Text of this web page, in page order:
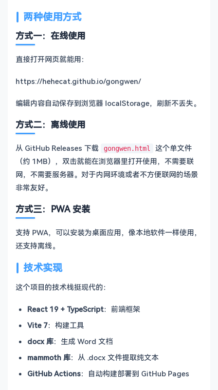
两种使用方式
方式一：在线使用
直接打开网页就能用：
https://hehecat.github.io/gongwen/
编辑内容自动保存到浏览器 localStorage，刷新不丢失。
方式二：离线使用
从 GitHub Releases 下载 gongwen.html
这个单文件
（约 1MB），双击就能在浏览器里打开使用，不需要联
网，不需要服务器。对于内网环境或者不方便联网的场景
非常友好。
方式三：PWA 安装
支持 PWA，可以安装为桌面应用，像本地软件一样使用，
还支持离线。
技术实现
这个项目的技术栈挺现代的：
React 19 + TypeScript：前端框架
Vite 7：构建工具
docx 库：生成 Word 文档
mammoth 库：从 .docx 文件提取纯文本
GitHub Actions：自动构建部署到 GitHub Pages